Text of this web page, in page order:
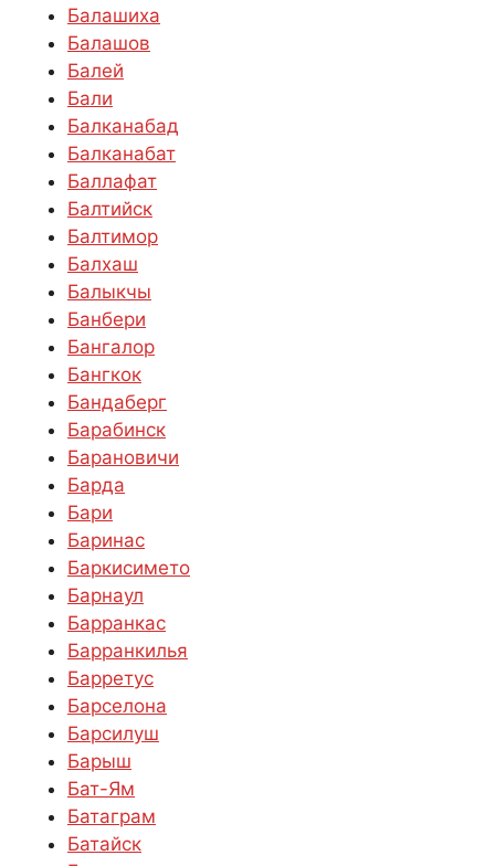
Балашиха
Балашов
Балей
Бали
Балканабад
Балканабат
Баллафат
Балтийск
Балтимор
Балхаш
Балыкчы
Банбери
Бангалор
Бангкок
Бандаберг
Барабинск
Барановичи
Барда
Бари
Баринас
Баркисимето
Барнаул
Барранкас
Барранкилья
Барретус
Барселона
Барсилуш
Барыш
Бат-Ям
Батаграм
Батайск